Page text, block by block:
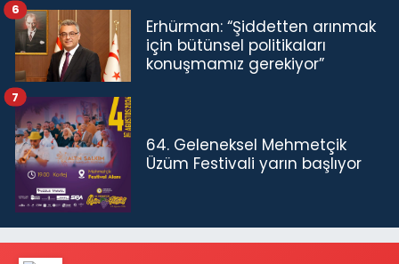
Erhürman: “Şiddetten arınmak
için bütünsel politikaları
konuşmamız gerekiyor”
6
64. Geleneksel Mehmetçik
Üzüm Festivali yarın başlıyor
7